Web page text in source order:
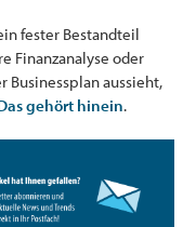
fester Bestandteil
Finanzanalyse oder
Businessplan aussieht,
gehört hinein.